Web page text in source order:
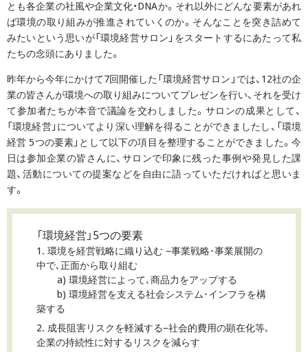
とも各企業の社風や企業文化・DNAか。それ以外にどんな要素があれ
ば環境の取り組みが推進されていくのか。そんなことを突き詰めて
みたいという思いが「環境経営サロン」をスタートするにあたって私
たちの念頭にありました。
昨年から今年にかけて7回開催した「環境経営サロン」では、12社の企
業の皆さんが環境への取り組みについてプレゼンを行い、それを受け
て参加者たちが本音で議論を交わしました。サロンの成果として、
「環境経営」についてより深い理解を得ることができましたし、「環境
経営 5つの要素」として以下の項目を整理することができました。今
日は参加企業の皆さんに、サロンで印象に残った事例や発見した課
題、活動についての提案などを自由に語っていただければと思いま
す。
「環境経営」5つの要素
1. 環境を経営戦略に織り込む −事業戦略･事業展開の
中で､正面から取り組む
a) 環境経営によって､商品力をアップする
b) 環境経営を支える社会システム･インフラを構
築する
2. 成長阻害リスクを軽減する−社会的費用の顕在化等､
企業の持続性に対するリスクを減らす